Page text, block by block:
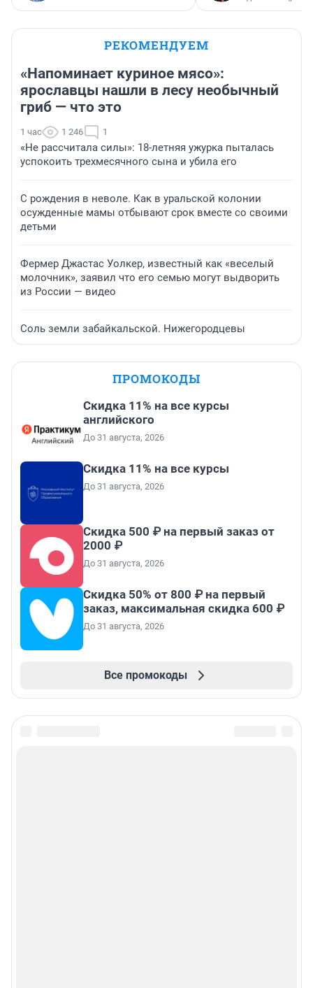
РЕКОМЕНДУЕМ
«Напоминает куриное мясо»:
ярославцы нашли в лесу необычный
гриб — что это
1 час 1 246 1
«Не рассчитала силы»: 18-летняя ужурка пыталась
успокоить трехмесячного сына и убила его
С рождения в неволе. Как в уральской колонии
осужденные мамы отбывают срок вместе со своими
детьми
Фермер Джастас Уолкер, известный как «веселый
молочник», заявил что его семью могут выдворить
из России — видео
Соль земли забайкальской. Нижегородцевы
ПРОМОКОДЫ
Скидка 11% на все курсы
английского
До 31 августа, 2026
Скидка 11% на все курсы
До 31 августа, 2026
Скидка 500 ₽ на первый заказ от
2000 ₽
До 31 августа, 2026
Скидка 50% от 800 ₽ на первый
заказ, максимальная скидка 600 ₽
До 31 августа, 2026
Все промокоды